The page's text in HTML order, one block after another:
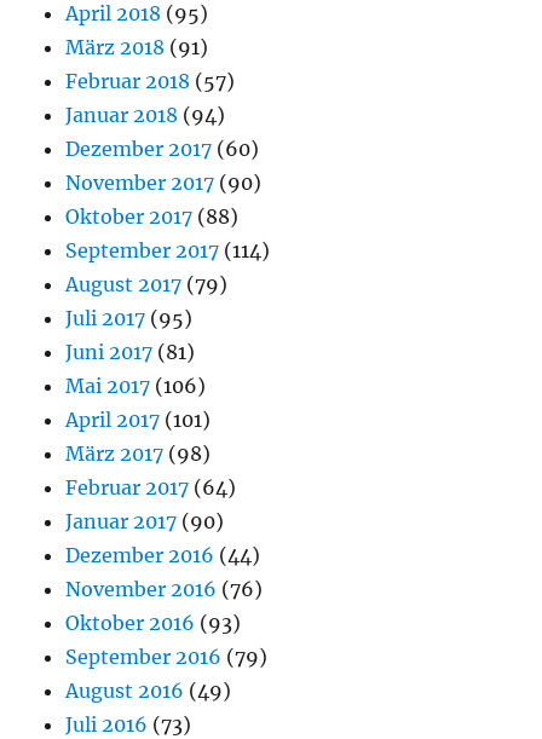
April 2018 (95)
März 2018 (91)
Februar 2018 (57)
Januar 2018 (94)
Dezember 2017 (60)
November 2017 (90)
Oktober 2017 (88)
September 2017 (114)
August 2017 (79)
Juli 2017 (95)
Juni 2017 (81)
Mai 2017 (106)
April 2017 (101)
März 2017 (98)
Februar 2017 (64)
Januar 2017 (90)
Dezember 2016 (44)
November 2016 (76)
Oktober 2016 (93)
September 2016 (79)
August 2016 (49)
Juli 2016 (73)